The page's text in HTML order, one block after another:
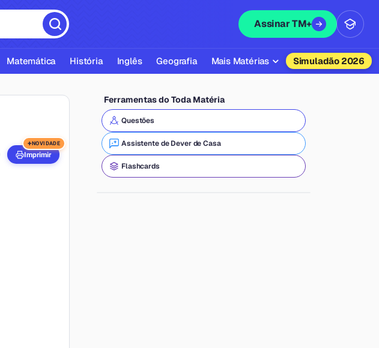
Assinar TM+
Matemática História Inglês Geografia Mais Matérias
Química
Física
Filosofia
Simuladão 2026
Imprimir
+NOVIDADE
Ferramentas do Toda Matéria
Questões
Assistente de Dever de Casa
Flashcards